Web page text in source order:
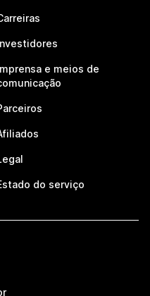
Investidores
Imprensa e meios de
do serviço